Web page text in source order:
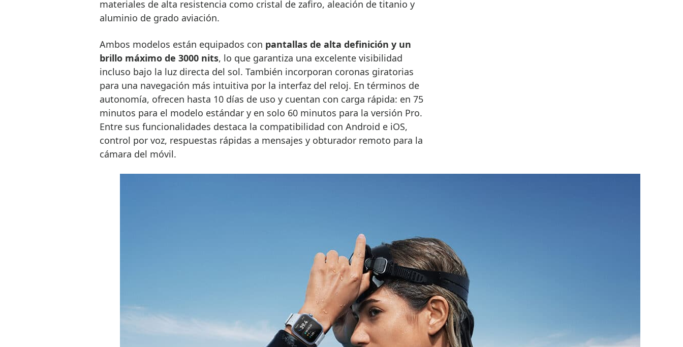
materiales de alta resistencia como cristal de zafiro, aleación de titanio y
aluminio de grado aviación.
Ambos modelos están equipados con pantallas de alta definición y un
brillo máximo de 3000 nits, lo que garantiza una excelente visibilidad
incluso bajo la luz directa del sol. También incorporan coronas giratorias
para una navegación más intuitiva por la interfaz del reloj. En términos de
autonomía, ofrecen hasta 10 días de uso y cuentan con carga rápida: en 75
minutos para el modelo estándar y en solo 60 minutos para la versión Pro.
Entre sus funcionalidades destaca la compatibilidad con Android e iOS,
control por voz, respuestas rápidas a mensajes y obturador remoto para la
cámara del móvil.